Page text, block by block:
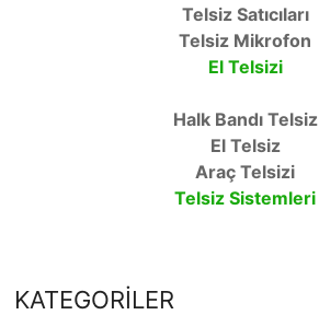
Telsiz Satıcıları
Telsiz Mikrofon
El Telsizi
Halk Bandı Telsiz
El Telsiz
Araç Telsizi
Telsiz Sistemleri
KATEGORİLER